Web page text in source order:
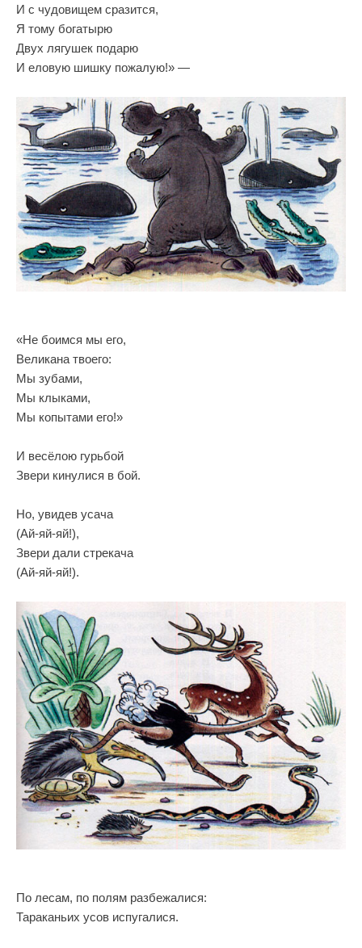
И с чудовищем сразится,
Я тому богатырю
Двух лягушек подарю
И еловую шишку пожалую!» —
«Не боимся мы его,
Великана твоего:
Мы зубами,
Мы клыками,
Мы копытами его!»
И весёлою гурьбой
Звери кинулися в бой.
Но, увидев усача
(Ай-яй-яй!),
Звери дали стрекача
(Ай-яй-яй!).
По лесам, по полям разбежалися:
Тараканьих усов испугалися.